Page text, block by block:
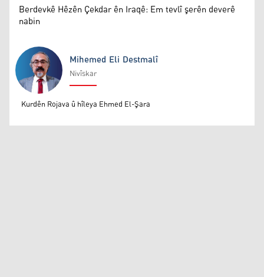
Berdevkê Hêzên Çekdar ên Iraqê: Em tevlî şerên deverê
nabin
Mihemed Eli Destmalî
Mihemed Eli Destmalî
Nivîskar
Kurdên Rojava û hîleya Ehmed El-Şara